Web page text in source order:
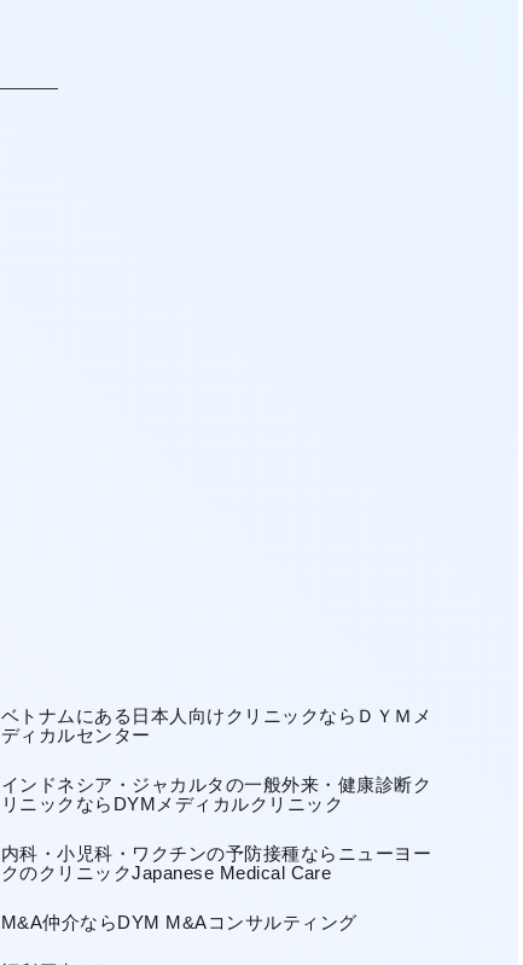
ベトナムにある日本人向けクリニックならＤＹＭメ
ディカルセンター
インドネシア・ジャカルタの一般外来・健康診断ク
リニックならDYMメディカルクリニック
内科・小児科・ワクチンの予防接種ならニューヨー
クのクリニックJapanese Medical Care
M&A仲介ならDYM M&Aコンサルティング